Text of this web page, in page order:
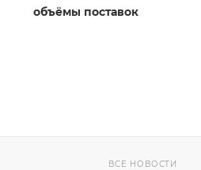
объёмы поставок
ВСЕ НОВОСТИ